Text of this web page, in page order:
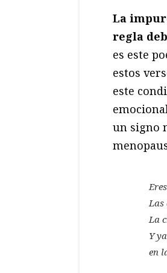
La
regla
es este
estos
este
un signo
Las
La
Y
en